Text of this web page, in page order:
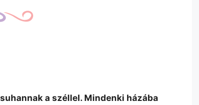
a széllel. Mindenki házába